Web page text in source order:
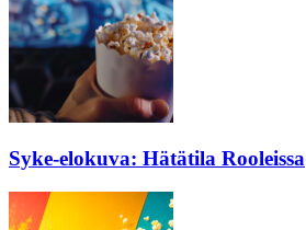
Syke-elokuva: Hätätila Rooleissa